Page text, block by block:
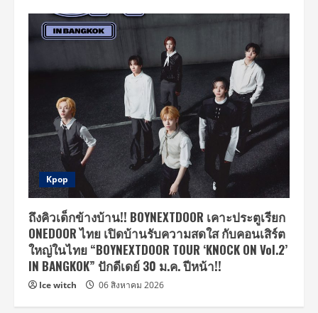
Kpop
ถึงคิวเด็กข้างบ้าน!! BOYNEXTDOOR เคาะประตูเรียก
ONEDOOR ไทย เปิดบ้านรับความสดใส กับคอนเสิร์ต
ใหญ่ในไทย “BOYNEXTDOOR TOUR ‘KNOCK ON Vol.2’
IN BANGKOK” ปักดีเดย์ 30 ม.ค. ปีหน้า!!
Ice witch 06 สิงหาคม 2026